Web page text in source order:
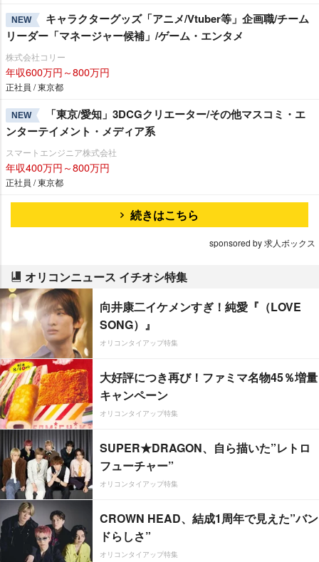
NEW
キャラクターグッズ「アニメ/Vtuber等」企画職/チーム
リーダー「マネージャー候補」/ゲーム・エンタメ
株式会社コリー
年収600万円～800万円
正社員 / 東京都
NEW
「東京/愛知」3DCGクリエーター/その他マスコミ・エ
ンターテイメント・メディア系
スマートエンジニア株式会社
年収400万円～800万円
正社員 / 東京都
続きはこちら
sponsored by 求人ボックス
オリコンニュース イチオシ特集
向井康二イケメンすぎ！純愛『（LOVE
SONG）』
オリコンタイアップ特集
大好評につき再び！ファミマ名物45％増量
キャンペーン
オリコンタイアップ特集
SUPER★DRAGON、自ら描いた”レトロ
フューチャー”
オリコンタイアップ特集
CROWN HEAD、結成1周年で見えた”バン
ドらしさ”
オリコンタイアップ特集